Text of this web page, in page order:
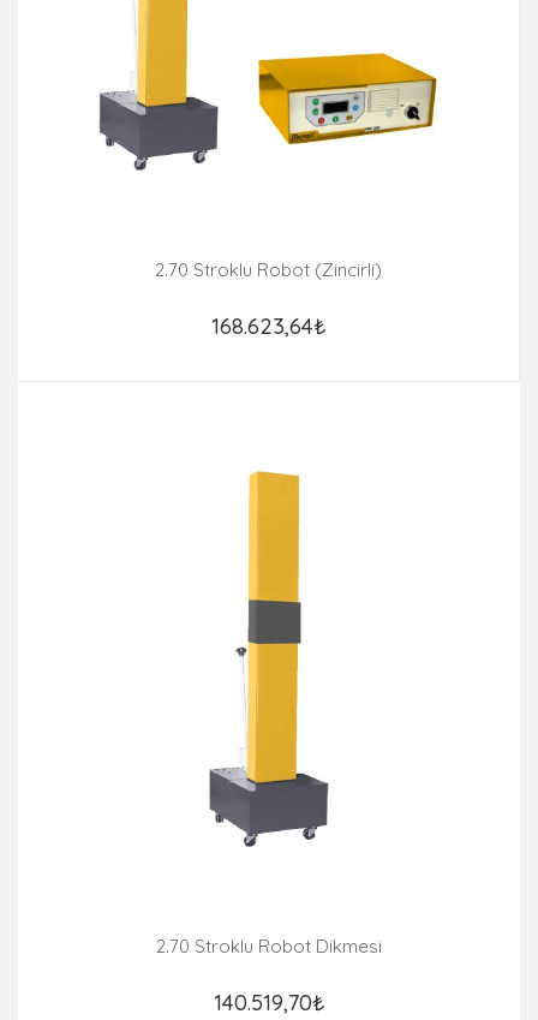
2.70 Stroklu Robot (Zincirli)
168.623,64₺
2.70 Stroklu Robot Dikmesi
140.519,70₺